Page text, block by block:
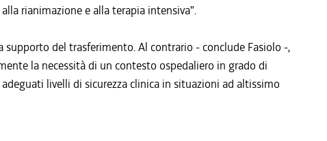
rianimazione e alla terapia intensiva".
del trasferimento. Al contrario - conclude Fasiolo -,
la necessità di un contesto ospedaliero in grado di
livelli di sicurezza clinica in situazioni ad altissimo